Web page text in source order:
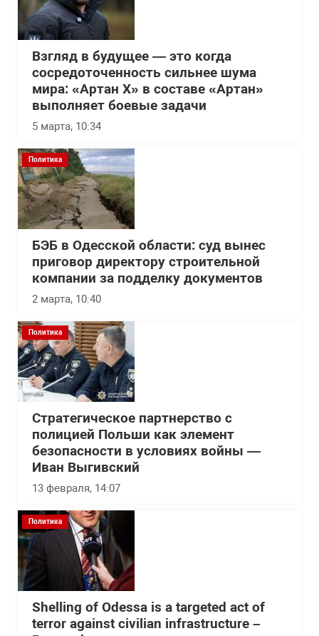
Взгляд в будущее — это когда
сосредоточенность сильнее шума
мира: «Артан Х» в составе «Артан»
выполняет боевые задачи
5 марта, 10:34
Политика
БЭБ в Одесской области: суд вынес
приговор директору строительной
компании за подделку документов
2 марта, 10:40
Политика
Стратегическое партнерство с
полицией Польши как элемент
безопасности в условиях войны —
Иван Выгивский
13 февраля, 14:07
Политика
Shelling of Odessa is a targeted act of
terror against civilian infrastructure –